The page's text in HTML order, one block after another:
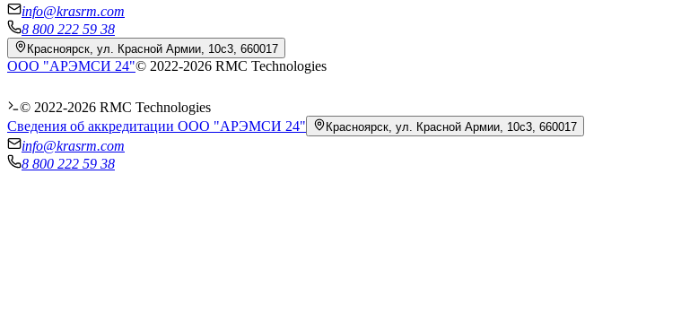
info@krasrm.com
8 800 222 59 38
Красноярск, ул. Красной Армии, 10с3, 660017
ООО "АРЭМСИ 24"© 2022-2026 RMC Technologies
© 2022-2026 RMC Technologies
Сведения об аккредитации ООО "АРЭМСИ 24"
Красноярск, ул. Красной Армии, 10с3, 660017
info@krasrm.com
8 800 222 59 38